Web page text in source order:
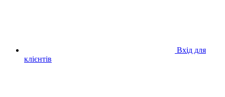
Вхід для
клієнтів